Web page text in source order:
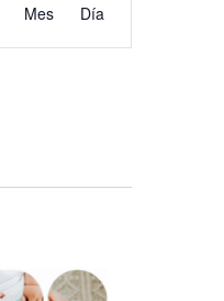
a
v
c
n
Mes Día